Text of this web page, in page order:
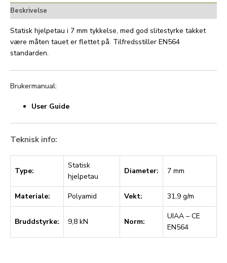
Beskrivelse
Statisk hjelpetau i 7 mm tykkelse, med god slitestyrke takket
være måten tauet er flettet på. Tilfredsstiller EN564
standarden.
Brukermanual:
User Guide
Teknisk info:
Type:
Statisk
hjelpetau
Diameter: 7 mm
Materiale: Polyamid Vekt: 31,9 g/m
Bruddstyrke: 9,8 kN Norm:
UIAA – CE
EN564